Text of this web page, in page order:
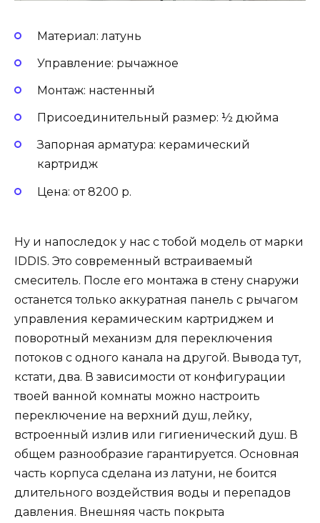
Материал: латунь
Управление: рычажное
Монтаж: настенный
Присоединительный размер: ½ дюйма
Запорная арматура: керамический
картридж
Цена: от 8200 р.
Ну и напоследок у нас с тобой модель от марки
IDDIS. Это современный встраиваемый
смеситель. После его монтажа в стену снаружи
останется только аккуратная панель с рычагом
управления керамическим картриджем и
поворотный механизм для переключения
потоков с одного канала на другой. Вывода тут,
кстати, два. В зависимости от конфигурации
твоей ванной комнаты можно настроить
переключение на верхний душ, лейку,
встроенный излив или гигиенический душ. В
общем разнообразие гарантируется. Основная
часть корпуса сделана из латуни, не боится
длительного воздействия воды и перепадов
давления. Внешняя часть покрыта